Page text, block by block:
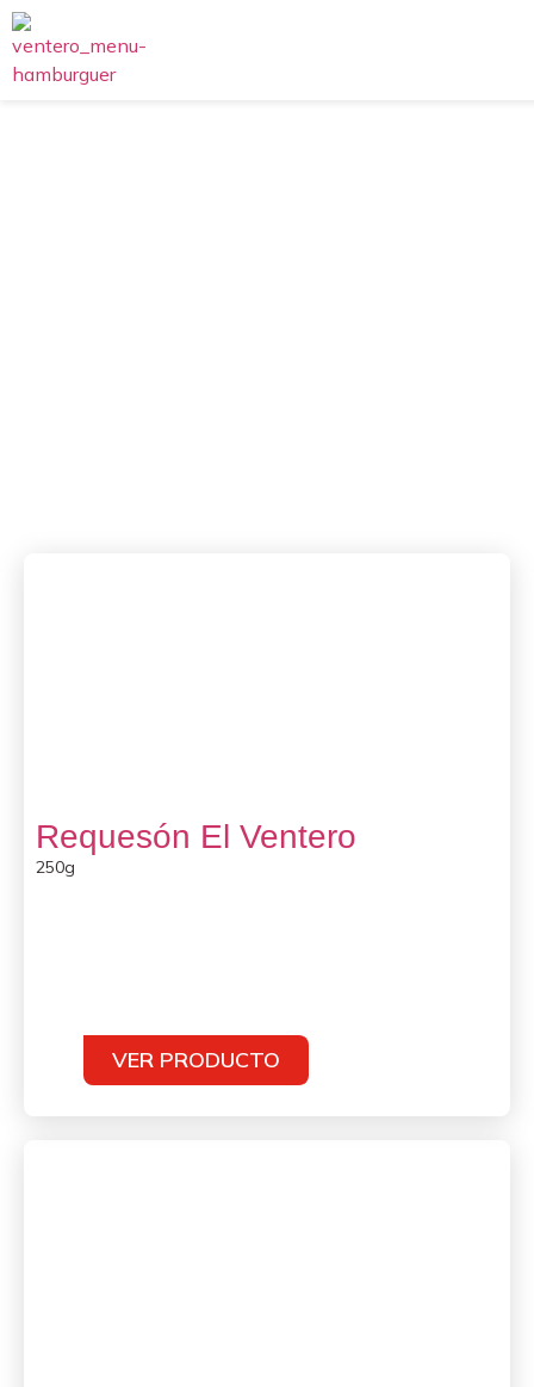
Requesón El Ventero
250g
VER PRODUCTO